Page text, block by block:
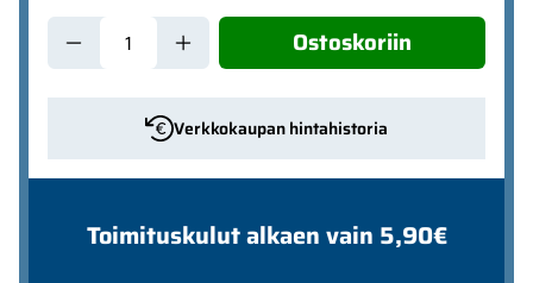
Ostoskoriin
Verkkokaupan hintahistoria
Toimituskulut alkaen vain 5,90€